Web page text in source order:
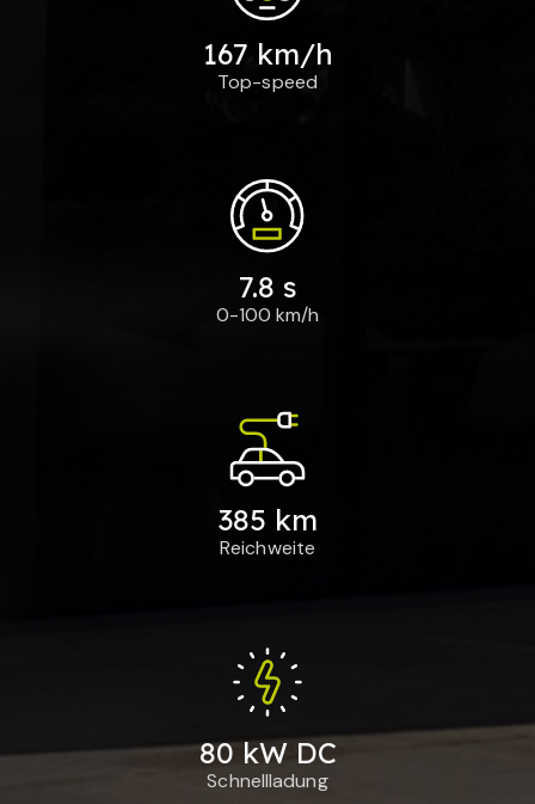
167 km/h
Top-speed
7.8 s
0-100 km/h
385 km
Reichweite
80 kW DC
Schnellladung